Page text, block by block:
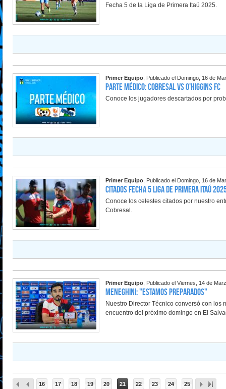
Fecha 5 de la Liga de Primera Itaú 2025.
Primer Equipo , Publicado el Domingo, 16 de
Parte Médico: Cobresal vs O'Higgins FC
Conoce los jugadores descartados por
Primer Equipo , Publicado el Domingo, 16 de
Citados Fecha 5 Liga de Primera Itaú
Conoce los celestes citados por nuestro
Cobresal.
Primer Equipo , Publicado el Viernes, 14 de
Meneghini: "Estamos preparados"
Nuestro Director Técnico conversó con
encuentro del próximo domingo en El
16 17 18 19 20 21 22 23 24 25